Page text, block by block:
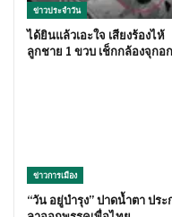
ข่าวประจำวัน
ได้ยินแล้วเอะใจ เสียงร้องไห้
ลูกชาย 1 ขวบ เช็กกล้องจุกอ
ข่าวการเมือง
“วัน อยู่บำรุง” ปาดน้ำตา ประ